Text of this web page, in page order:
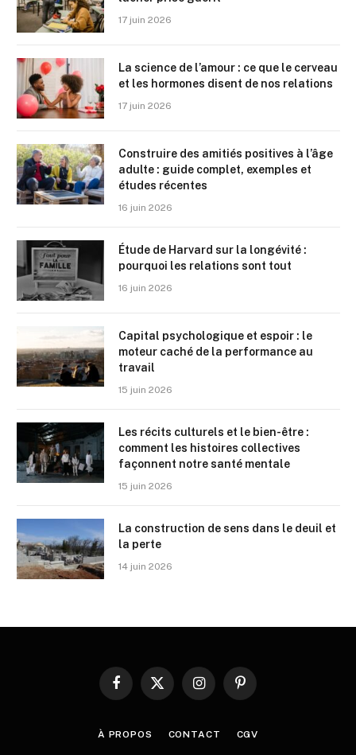
17 juin 2026
La science de l’amour : ce que le cerveau
et les hormones disent de nos relations
17 juin 2026
Construire des amitiés positives à l’âge
adulte : guide complet, exemples et
études récentes
16 juin 2026
Étude de Harvard sur la longévité :
pourquoi les relations sont tout
16 juin 2026
Capital psychologique et espoir : le
moteur caché de la performance au
travail
15 juin 2026
Les récits culturels et le bien-être :
comment les histoires collectives
façonnent notre santé mentale
15 juin 2026
La construction de sens dans le deuil et
la perte
14 juin 2026
Facebook
X
InstagramPinterest
À PROPOS CONTACT CGV